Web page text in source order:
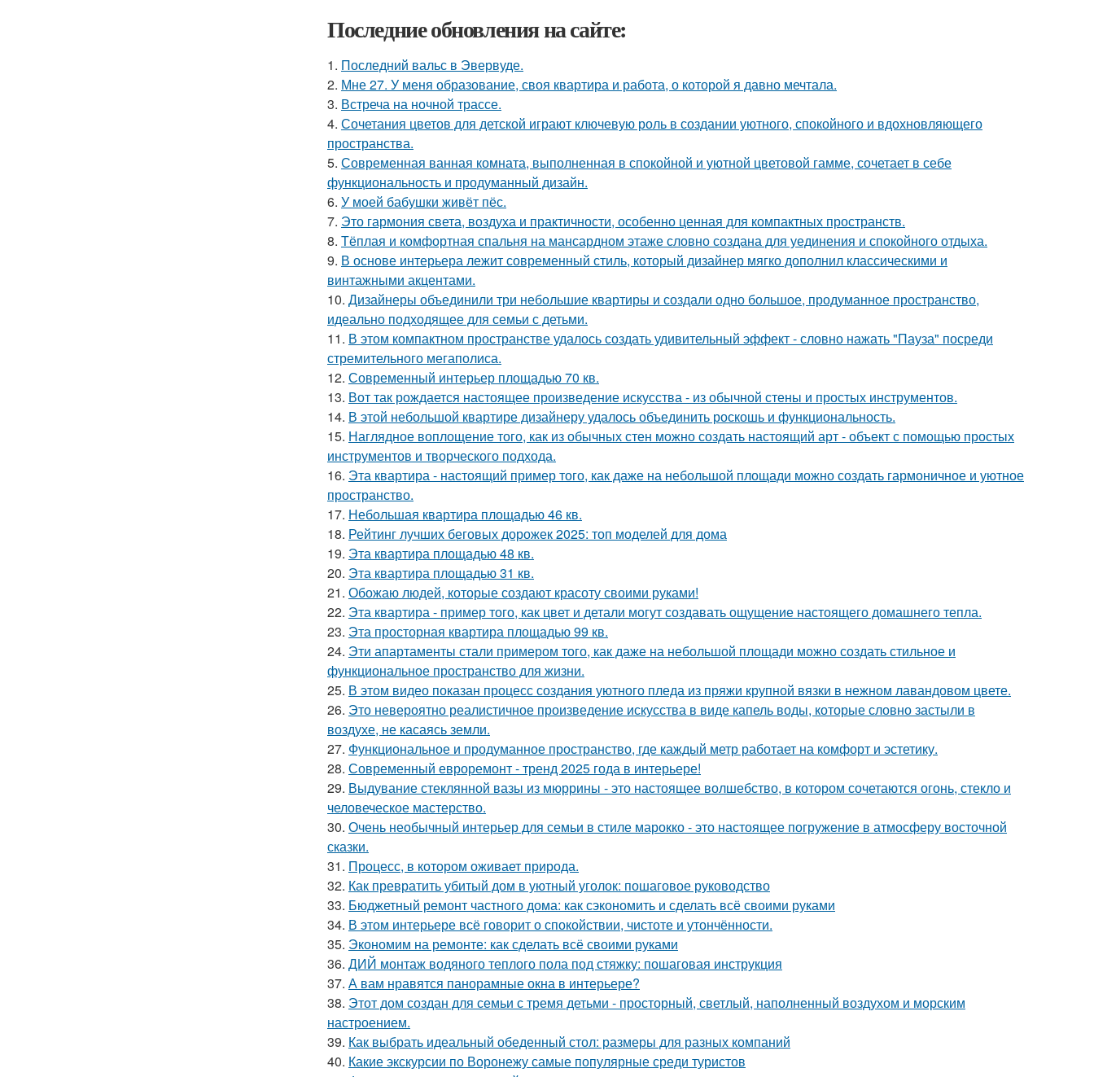
Последние обновления на сайте:
1. Последний вальс в Эвервуде.
2. Мне 27. У меня образование, своя квартира и работа, о которой я давно мечтала.
3. Встреча на ночной трассе.
4. Сочетания цветов для детской играют ключевую роль в создании уютного, спокойного и вдохновляющего
пространства.
5. Современная ванная комната, выполненная в спокойной и уютной цветовой гамме, сочетает в себе
функциональность и продуманный дизайн.
6. У моей бабушки живёт пёс.
7. Это гармония света, воздуха и практичности, особенно ценная для компактных пространств.
8. Тёплая и комфортная спальня на мансардном этаже словно создана для уединения и спокойного отдыха.
9. В основе интерьера лежит современный стиль, который дизайнер мягко дополнил классическими и
винтажными акцентами.
10. Дизайнеры объединили три небольшие квартиры и создали одно большое, продуманное пространство,
идеально подходящее для семьи с детьми.
11. В этом компактном пространстве удалось создать удивительный эффект - словно нажать "Пауза" посреди
стремительного мегаполиса.
12. Современный интерьер площадью 70 кв.
13. Вот так рождается настоящее произведение искусства - из обычной стены и простых инструментов.
14. В этой небольшой квартире дизайнеру удалось объединить роскошь и функциональность.
15. Наглядное воплощение того, как из обычных стен можно создать настоящий арт - объект с помощью простых
инструментов и творческого подхода.
16. Эта квартира - настоящий пример того, как даже на небольшой площади можно создать гармоничное и уютное
пространство.
17. Небольшая квартира площадью 46 кв.
18. Рейтинг лучших беговых дорожек 2025: топ моделей для дома
19. Эта квартира площадью 48 кв.
20. Эта квартира площадью 31 кв.
21. Обожаю людей, которые создают красоту своими руками!
22. Эта квартира - пример того, как цвет и детали могут создавать ощущение настоящего домашнего тепла.
23. Эта просторная квартира площадью 99 кв.
24. Эти апартаменты стали примером того, как даже на небольшой площади можно создать стильное и
функциональное пространство для жизни.
25. В этом видео показан процесс создания уютного пледа из пряжи крупной вязки в нежном лавандовом цвете.
26. Это невероятно реалистичное произведение искусства в виде капель воды, которые словно застыли в
воздухе, не касаясь земли.
27. Функциональное и продуманное пространство, где каждый метр работает на комфорт и эстетику.
28. Современный евроремонт - тренд 2025 года в интерьере!
29. Выдувание стеклянной вазы из мюррины - это настоящее волшебство, в котором сочетаются огонь, стекло и
человеческое мастерство.
30. Очень необычный интерьер для семьи в стиле марокко - это настоящее погружение в атмосферу восточной
сказки.
31. Процесс, в котором оживает природа.
32. Как превратить убитый дом в уютный уголок: пошаговое руководство
33. Бюджетный ремонт частного дома: как сэкономить и сделать всё своими руками
34. В этом интерьере всё говорит о спокойствии, чистоте и утончённости.
35. Экономим на ремонте: как сделать всё своими руками
36. ДИЙ монтаж водяного теплого пола под стяжку: пошаговая инструкция
37. А вам нравятся панорамные окна в интерьере?
38. Этот дом создан для семьи с тремя детьми - просторный, светлый, наполненный воздухом и морским
настроением.
39. Как выбрать идеальный обеденный стол: размеры для разных компаний
40. Какие экскурсии по Воронежу самые популярные среди туристов